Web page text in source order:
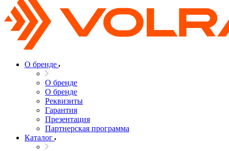
О бренде
О бренде
О бренде
Реквизиты
Гарантия
Презентация
Партнерская программа
Каталог